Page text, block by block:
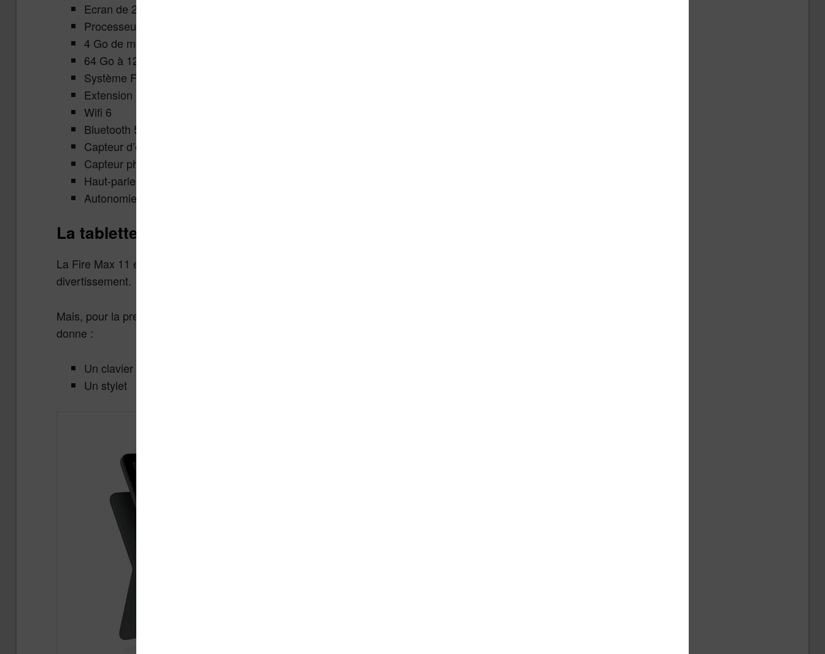
Ecran de 2000 x 1200 pixels avec une luminosité de 410 nits et rafraichissement de 60 hz
Processeur MediaTek MT8188 octa-core à 2,2 Ghz
4 Go de mémoire vive RAM
64 Go à 128 Go de mémoire de stockage
Système Fire OS, dérivé d’Android, mais sans les services Google
Extension microSD
Wifi 6
Bluetooth 5.3
Capteur d’empreinte digitales
Capteur photo 8 Mpx (avant et arrière) jusqu’à 1080p en vidéo
Haut-parleurs avec certification Dolby Atmos
Autonomie d’environ 14 heures
La tablette Fire Max 11 : pour le travail aussi !
La Fire Max 11 est donc une tablette aux caractéristiques très complètes pour en faire un outil de
divertissement.
Mais, pour la première fois Amazon propose aussi en option deux accessoires qui changent la
donne :
Un clavier qui permet de protéger l’écran une fois replié
Un stylet